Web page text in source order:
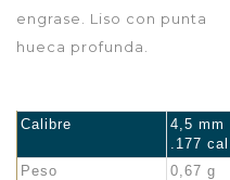
engrase. Liso con punta
hueca profunda.
Calibre
4,5 mm
.177 cal.
Peso
0,67 g